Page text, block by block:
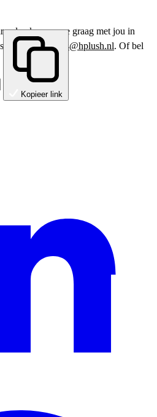
dan komen we graag met jou in
aan pwahls@hplush.nl. Of bel
Kopieer link